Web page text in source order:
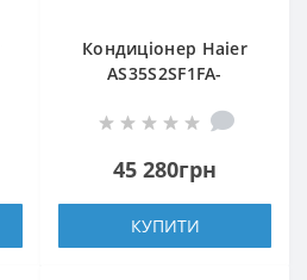
Кондиціонер Haier
AS35S2SF1FA-
45 280грн
КУПИТИ